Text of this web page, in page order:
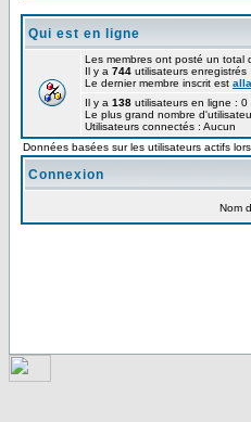
Qui est en ligne
Les membres ont posté un total
Il y a 744 utilisateurs enregistrés
Le dernier membre inscrit est
Il y a 138 utilisateurs en ligne :
Le plus grand nombre
Utilisateurs connectés : Aucun
Données basées sur les utilisateurs actifs
Connexion
Nom